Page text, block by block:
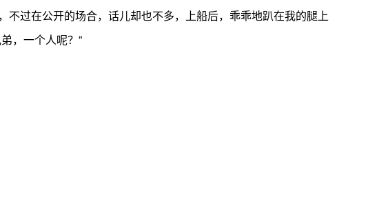
过在公开的场合，话儿却也不多，上船后，乖乖地趴在我的腿上
，一个人呢？”